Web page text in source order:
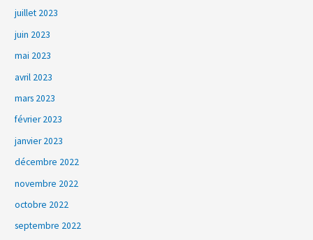
juillet 2023
juin 2023
mai 2023
avril 2023
mars 2023
février 2023
janvier 2023
décembre 2022
novembre 2022
octobre 2022
septembre 2022